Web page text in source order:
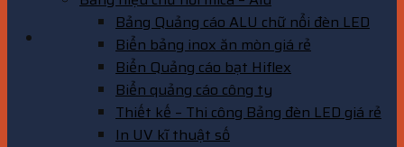
Bảng Quảng cáo ALU chữ nổi đèn LED
Biển bảng inox ăn mòn giá rẻ
Biển Quảng cáo bạt Hiflex
Biển quảng cáo công ty
Thiết kế – Thi công Bảng đèn LED giá rẻ
In UV kĩ thuật số